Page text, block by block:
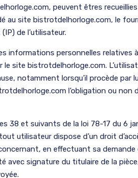
peuvent êtres recueillies
au site bistrotdelhorloge.com, le
de l’utilisateur.
informations personnelles relatives
le site bistrotdelhorloge.com.
notamment lorsqu’il procède par
l’obligation ou non
38 et suivants de la loi 78-17 du 6
utilisateur dispose d’un droit
en effectuant sa
avec signature du titulaire de la